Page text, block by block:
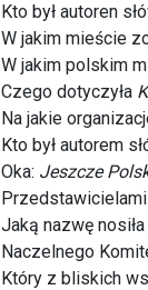
Kto był autoren
W jakim mieście
W jakim polskim
Czego dotyczyła
Na jakie
Kto był autorem
Oka: Jeszcze
Przedstawicielami
Jaką nazwę
Naczelnego
Który z bliskich